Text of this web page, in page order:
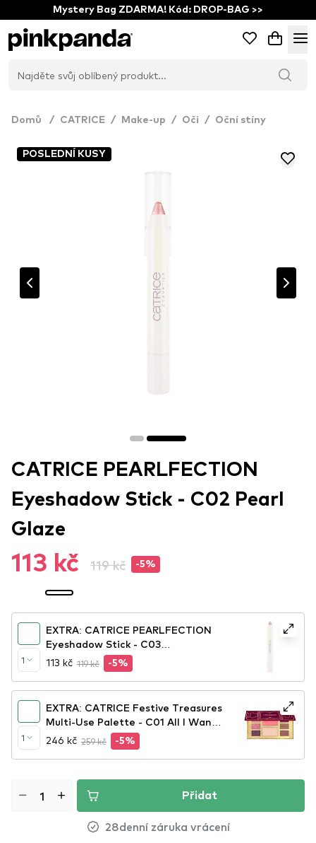
Mystery Bag ZDARMA! Kód: DROP-BAG >>
Domů / CATRICE / Make-up / Oči / Oční stíny
POSLEDNÍ KUSY
CATRICE PEARLFECTION
Eyeshadow Stick - C02 Pearl
Glaze
113 kč 119 kč -5%
1
EXTRA: CATRICE PEARLFECTION
Eyeshadow Stick - C03
Unstoppapearl
113 kč 119 kč -5%
1
EXTRA: CATRICE Festive Treasures
Multi-Use Palette - C01 All I Want
Is Velvet
246 kč 259 kč -5%
Přidat
28denní záruka vrácení